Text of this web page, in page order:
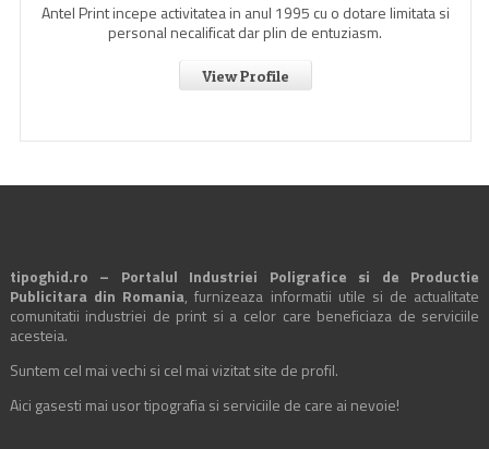
Antel Print incepe activitatea in anul 1995 cu o dotare limitata si
personal necalificat dar plin de entuziasm.
View Profile
tipoghid.ro – Portalul Industriei Poligrafice si de Productie
Publicitara din Romania, furnizeaza informatii utile si de actualitate
comunitatii industriei de print si a celor care beneficiaza de serviciile
acesteia.
Suntem cel mai vechi si cel mai vizitat site de profil.
Aici gasesti mai usor tipografia si serviciile de care ai nevoie!